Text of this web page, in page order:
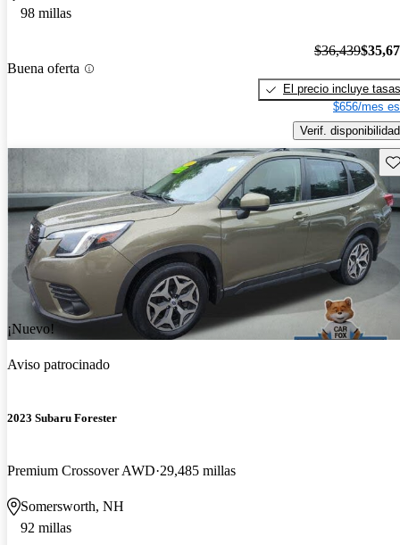
98 millas
Buena oferta
$36,439
El precio incluye tasas
$656/mes
Verif. disponibilidad
¡Nuevo!
Aviso patrocinado
2023 Subaru Forester
Premium Crossover AWD 29,485 millas
Somersworth, NH
92 millas